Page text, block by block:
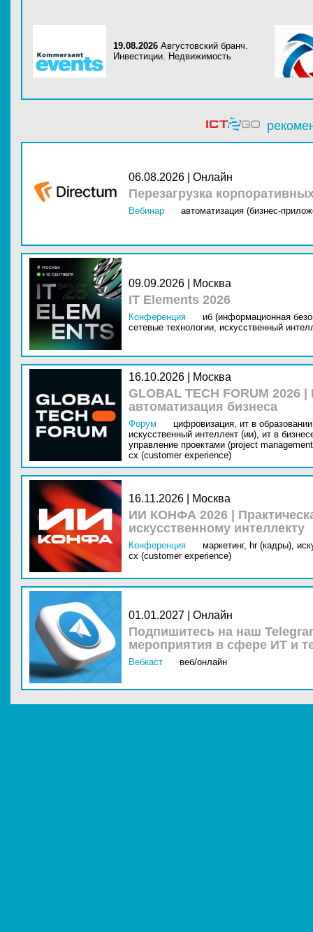
19.08.2026 Августовский бранч.
Инвестиции. Недвижимость
06.08.2026 | Онлайн
Перезагрузка
Вебинар автоматизация (бизнес-
09.09.2026 | Москва
IT Elements 2026
Конференция
иб (информационная
сетевые технологии, искусственный
16.10.2026 | Москва
GLOBAL TECH FORUM
автоматизация бизнеса
Форум цифровизация, ит в
искусственный интеллект (ии), ит в
управление проектами (project
cx (customer experience)
16.11.2026 | Москва
ИИ КОНФА 2026 |
искусственному интеллекту
Конференция маркетинг, hr (кадры),
cx (customer experience)
01.01.2027 | Онлайн
Подпишитесь на наш
мероприятия в сфере ИТ и
Вебкаст веб/онлайн